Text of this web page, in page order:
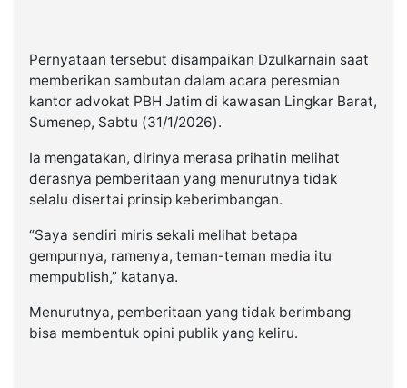
Pernyataan tersebut disampaikan Dzulkarnain saat
memberikan sambutan dalam acara peresmian
kantor advokat PBH Jatim di kawasan Lingkar Barat,
Sumenep, Sabtu (31/1/2026).
Ia mengatakan, dirinya merasa prihatin melihat
derasnya pemberitaan yang menurutnya tidak
selalu disertai prinsip keberimbangan.
“Saya sendiri miris sekali melihat betapa
gempurnya, ramenya, teman-teman media itu
mempublish,” katanya.
Menurutnya, pemberitaan yang tidak berimbang
bisa membentuk opini publik yang keliru.